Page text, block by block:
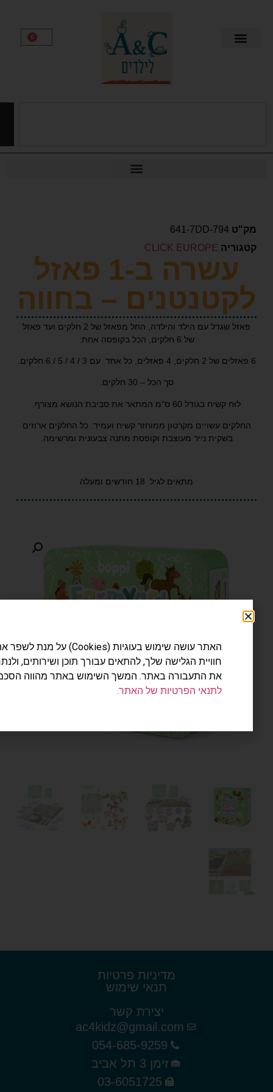
641-7DD-794
CLICK EUROPE
עשרה ב-1 פאזל
– בחווה
פאזל שגדל עם הילד והילדה, החל מפאזל של 2 חלקים ועד פאזל
בגודל 60 ס"מ המתאר את סביבת הנושא מצורף.
עשויים מקרטון ממוחזר קשיח ועמיד. כל החלקים ארוזים
בשקית נייר מעוצבת וקופסת מתנה צבעונית ומרשימה.
מתאים לגיל 18 חודשים ומעלה
מדיניות פרטיות
תנאי שימוש
יצירת קשר
ac4kidz@gmail.com
054-685-9259
03-6051725
האתר עושה שימוש בעוגיות (Cookies) על מנת לשפר את
חוויית הגלישה שלך, להתאים עבורך תוכן ושירותים, ולנתח
את התעבורה באתר. המשך השימוש באתר מהווה הסכמה
לתנאי הפרטיות של האתר.